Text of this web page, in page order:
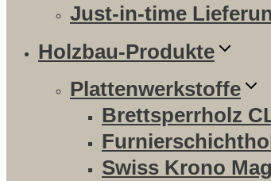
Just-in-time
Holzbau-Produkte
Plattenwerkstoffe
Brettsperrholz
Swiss Krono